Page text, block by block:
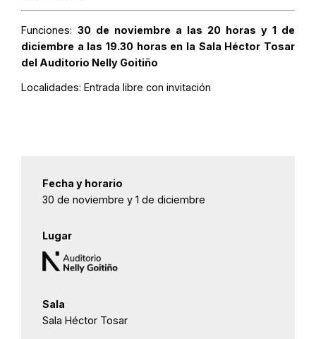
Funciones: 30 de noviembre a las 20 horas y 1 de
diciembre a las 19.30 horas en la Sala Héctor Tosar
del Auditorio Nelly Goitiño
Localidades: Entrada libre con invitación
Fecha y horario
30 de noviembre y 1 de diciembre
Lugar
Sala
Sala Héctor Tosar